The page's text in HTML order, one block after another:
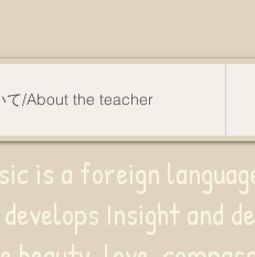
て/About the teacher
is a foreign
Insight and